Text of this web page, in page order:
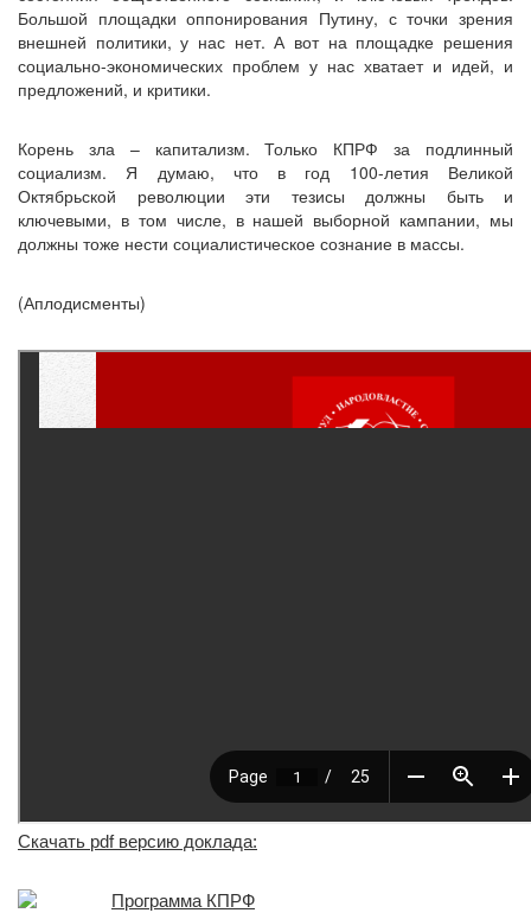
Большой площадки оппонирования Путину, с точки зрения
внешней политики, у нас нет. А вот на площадке решения
социально-экономических проблем у нас хватает и идей, и
предложений, и критики.
Корень зла – капитализм. Только КПРФ за подлинный
социализм. Я думаю, что в год 100-летия Великой
Октябрьской революции эти тезисы должны быть и
ключевыми, в том числе, в нашей выборной кампании, мы
должны тоже нести социалистическое сознание в массы.
(Аплодисменты)
Скачать pdf версию доклада: